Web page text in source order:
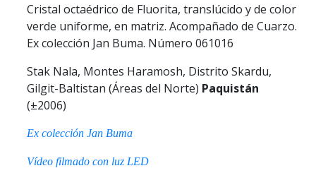
Cristal octaédrico de Fluorita, translúcido y de color
verde uniforme, en matriz. Acompañado de Cuarzo.
Ex colección Jan Buma. Número 061016
Stak Nala, Montes Haramosh, Distrito Skardu,
Gilgit-Baltistan (Áreas del Norte) Paquistán
(±2006)
Ex colección Jan Buma
Vídeo filmado con luz LED